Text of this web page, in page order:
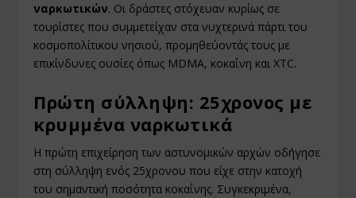
ναρκωτικών. Οι δράστες στόχευαν κυρίως σε
τουρίστες που συμμετείχαν στα νυχτερινά πάρτι του
κοσμοπολίτικου νησιού, προμηθεύοντάς τους με
επικίνδυνες ουσίες όπως MDMA, κοκαΐνη και XTC.
Πρώτη σύλληψη: 25χρονος με
κρυμμένα ναρκωτικά
Η πρώτη επιχείρηση των αστυνομικών αρχών οδήγησε
στη σύλληψη ενός 25χρονου που είχε στην κατοχή
του σημαντική ποσότητα κοκαΐνης. Συγκεκριμένα,